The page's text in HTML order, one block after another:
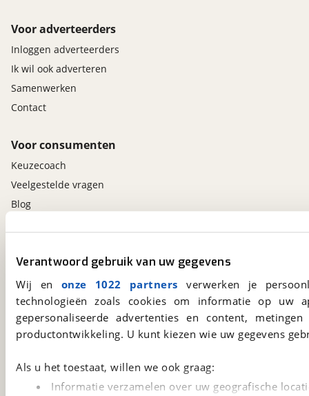
Verantwoord gebruik van uw gegevens
Wij en onze 1022 partners verwerken je
technologieën zoals cookies om informatie op
gepersonaliseerde advertenties en content,
productontwikkeling. U kunt kiezen wie uw gegevens
Als u het toestaat, willen we ook graag:
Informatie verzamelen over uw geografische
Voor adverteerders
Inloggen adverteerders
Ik wil ook adverteren
Samenwerken
Contact
Voor consumenten
Keuzecoach
Veelgestelde vragen
Blog
Kosterijland 15
3981 AJBunnik
viaBOVAG.nl app
Altijd het meest recente aanbod bij de hand.
Download 'm nu.